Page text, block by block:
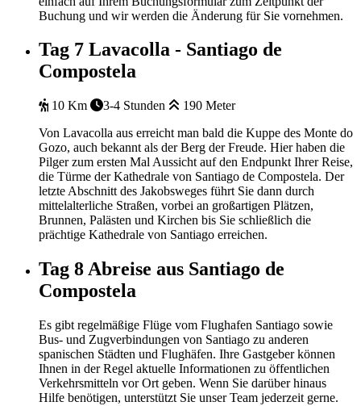
Buchung und wir werden die Änderung für Sie vornehmen.
Tag 7 Lavacolla - Santiago de
Compostela
10 Km 3-4 Stunden
190 Meter
Von Lavacolla aus erreicht man bald die Kuppe des Monte do
Gozo, auch bekannt als der Berg der Freude. Hier haben die
Pilger zum ersten Mal Aussicht auf den Endpunkt Ihrer Reise,
die Türme der Kathedrale von Santiago de Compostela. Der
letzte Abschnitt des Jakobsweges führt Sie dann durch
mittelalterliche Straßen, vorbei an großartigen Plätzen,
Brunnen, Palästen und Kirchen bis Sie schließlich die
prächtige Kathedrale von Santiago erreichen.
Tag 8Abreise aus Santiago de
Compostela
Es gibt regelmäßige Flüge vom Flughafen Santiago sowie
Bus- und Zugverbindungen von Santiago zu anderen
spanischen Städten und Flughäfen. Ihre Gastgeber können
Ihnen in der Regel aktuelle Informationen zu öffentlichen
Verkehrsmitteln vor Ort geben. Wenn Sie darüber hinaus
Hilfe benötigen, unterstützt Sie unser Team jederzeit gerne.